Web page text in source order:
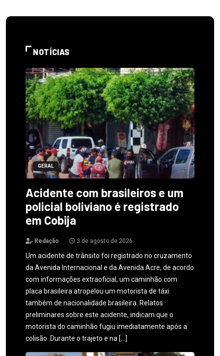
NOTÍCIAS
GERAL
Acidente com brasileiros e um
policial boliviano é registrado
em Cobija
Redação 3 de agosto de 2026
Um acidente de trânsito foi registrado no cruzamento
da Avenida Internacional e da Avenida Acre, de acordo
com informações extraoficial, um caminhão com
placa brasileira atropelou um motorista de táxi
também de nacionalidade brasileira. Relatos
preliminares sobre este acidente, indicam que o
motorista do caminhão fugiu imediatamente após a
colisão. Durante o trajeto e na […]